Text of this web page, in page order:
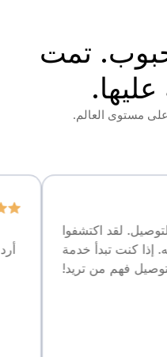
تمت
مستوى العالم.
اكتشفوا
خدمة
من تريد!
أردت.